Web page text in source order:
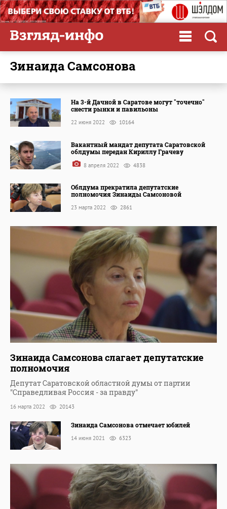
Зинаида Самсонова
На 3-й Дачной в Саратове могут "точечно"
снести рынки и павильоны
22 июня 2022 10164
Вакантный мандат депутата Саратовской
облдумы передан Кириллу Грачеву
8 апреля 2022 4838
Облдума прекратила депутатские
полномочия Зинаиды Самсоновой
23 марта 2022 2861
Зинаида Самсонова слагает депутатские
полномочия
Депутат Саратовской областной думы от партии
"Справедливая Россия - за правду"
16 марта 2022 20143
Зинаида Самсонова отмечает юбилей
14 июня 2021 6323